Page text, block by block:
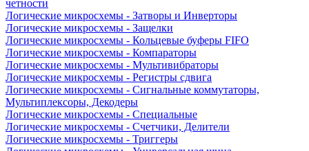
четности
Логические микросхемы - Затворы и Инверторы
Логические микросхемы - Защелки
Логические микросхемы - Кольцевые буферы FIFO
Логические микросхемы - Компараторы
Логические микросхемы - Мультивибраторы
Логические микросхемы - Регистры сдвига
Логические микросхемы - Сигнальные коммутаторы,
Мультиплексоры, Декодеры
Логические микросхемы - Специальные
Логические микросхемы - Счетчики, Делители
Логические микросхемы - Триггеры